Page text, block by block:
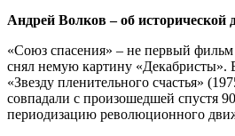
Андрей Волков – об исторической
«Союз спасения» – не первый
снял немую картину «Декабристы».
«Звезду пленительного счастья»
совпадали с произошедшей спустя
периодизацию революционного